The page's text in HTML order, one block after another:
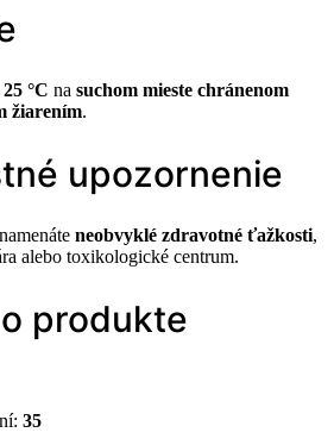
°C na suchom mieste chránenom
žiarením.
upozornenie
neobvyklé zdravotné ťažkosti,
alebo toxikologické centrum.
produkte
35